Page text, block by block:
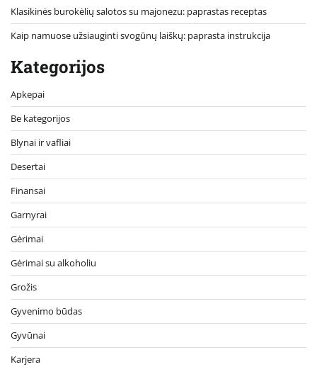
Klasikinės burokėlių salotos su majonezu: paprastas receptas
Kaip namuose užsiauginti svogūnų laiškų: paprasta instrukcija
Kategorijos
Apkepai
Be kategorijos
Blynai ir vafliai
Desertai
Finansai
Garnyrai
Gėrimai
Gėrimai su alkoholiu
Grožis
Gyvenimo būdas
Gyvūnai
Karjera